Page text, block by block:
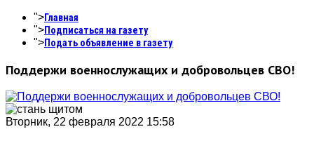
">Главная
">Подписаться на газету
">Подать объявление в газету
Поддержи военнослужащих и добровольцев СВО!
Вторник, 22 февраля 2022 15:58